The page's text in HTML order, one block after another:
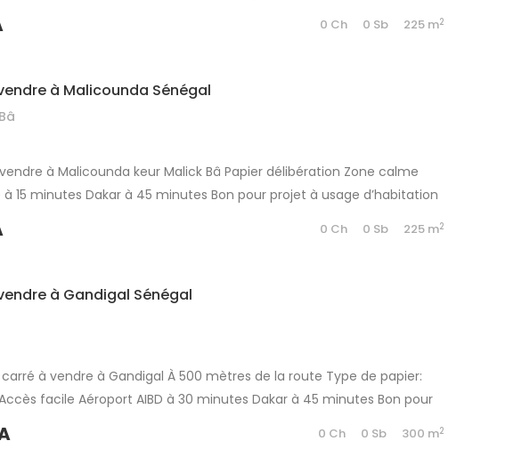
0 Ch 0 Sb 225 m2
à Malicounda Sénégal
à Malicounda keur Malick Bâ Papier délibération Zone calme
15 minutes Dakar à 45 minutes Bon pour projet à usage d’habitation
0 Ch 0 Sb 225 m2
à Gandigal Sénégal
à vendre à Gandigal À 500 mètres de la route Type de papier:
facile Aéroport AIBD à 30 minutes Dakar à 45 minutes Bon pour
0 Ch 0 Sb 300 m2